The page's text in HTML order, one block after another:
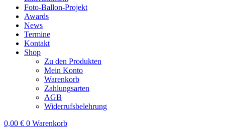
Foto-Ballon-Projekt
Awards
News
Termine
Kontakt
Shop
Zu den Produkten
Mein Konto
Warenkorb
Zahlungsarten
AGB
Widerrufsbelehrung
0,00 € 0 Warenkorb